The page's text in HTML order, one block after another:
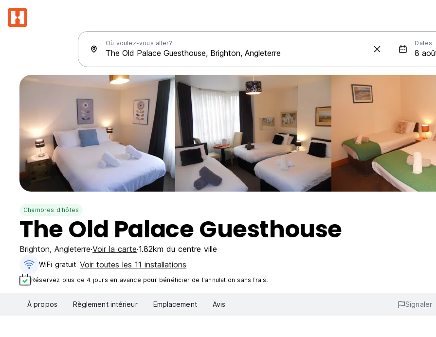
Où voulez-vous aller? Dates
Chambres d'hôtes
The Old Palace Guesthouse
Brighton, Angleterre Voir la carte 1.82km du centre ville
WiFi gratuit Voir toutes les 11 installations
Réservez plus de 4 jours en avance pour bénéficier de l'annulation sans frais.
À propos Règlement intérieur Emplacement Avis Signaler